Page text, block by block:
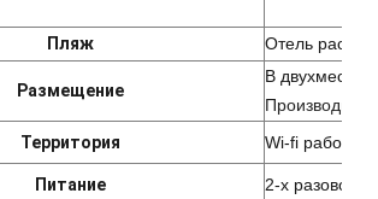
Пляж Отель
Размещение
В
Территория
Wi-fi
Питание 2-х разовое